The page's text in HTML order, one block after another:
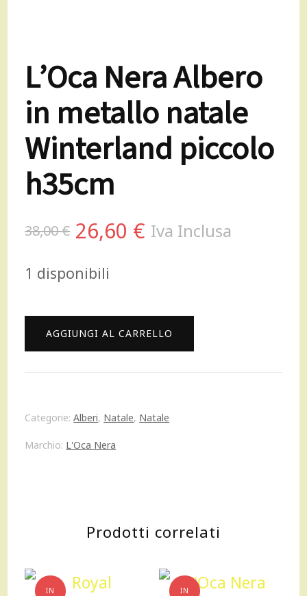
L’Oca Nera Albero
in metallo natale
Winterland piccolo
h35cm
38,00€ Il
era:
38,00 €.
26,60 € Il
è:
26,60 €.
Iva Inclusa
1 disponibili
L'Oca
Nera
Albero
metallo
quantità
AGGIUNGI AL CARRELLO
Categorie:Alberi, Natale, Natale
Marchio: L'Oca Nera
Prodotti correlati
IN IN